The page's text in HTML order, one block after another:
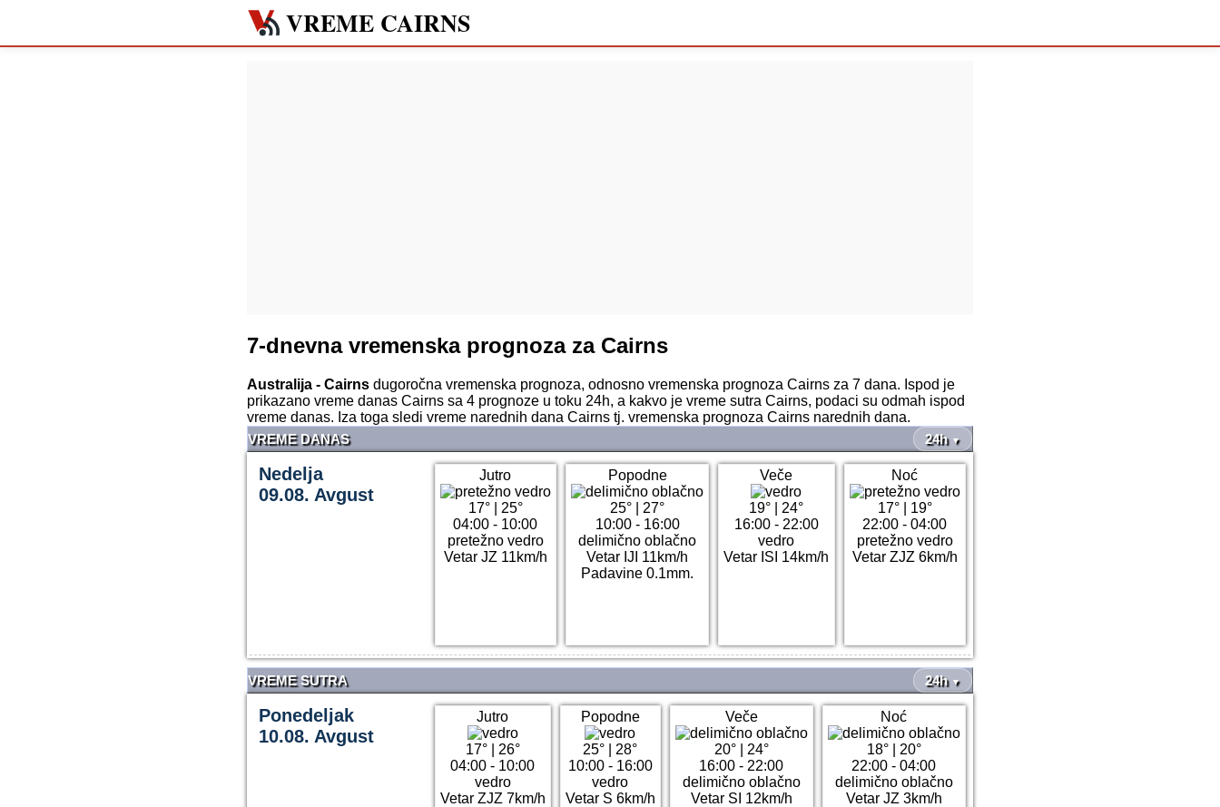
VREME CAIRNS
7-dnevna vremenska prognoza za Cairns
Australija - Cairns dugoročna vremenska prognoza, odnosno vremenska prognoza Cairns za 7 dana. Ispod je
prikazano vreme danas Cairns sa 4 prognoze u toku 24h, a kakvo je vreme sutra Cairns, podaci su odmah ispod
vreme danas. Iza toga sledi vreme narednih dana Cairns tj. vremenska prognoza Cairns narednih dana.
VREME DANAS
24h ▼
Nedelja
09.08. Avgust
Jutro
17°| 25°
04:00 - 10:00
pretežno vedro
Vetar JZ 11km/h
Popodne
25°
27°
10:00 - 16:00
delimično oblačno
Vetar IJI 11km/h
Padavine 0.1mm.
Veče
19°
24°
16:00 - 22:00
vedro
Vetar ISI 14km/h
Noć
17°| 19°
22:00 - 04:00
pretežno vedro
Vetar ZJZ 6km/h
VREME SUTRA 24h ▼
Ponedeljak
10.08. Avgust
Jutro
17°| 26°
04:00 - 10:00
vedro
Vetar ZJZ 7km/h
Popodne
25°
28°
10:00 - 16:00
vedro
Vetar S 6km/h
Veče
20°| 24°
16:00 - 22:00
delimično oblačno
Vetar SI 12km/h
Noć
18°| 20°
22:00 - 04:00
delimično oblačno
Vetar JZ 3km/h